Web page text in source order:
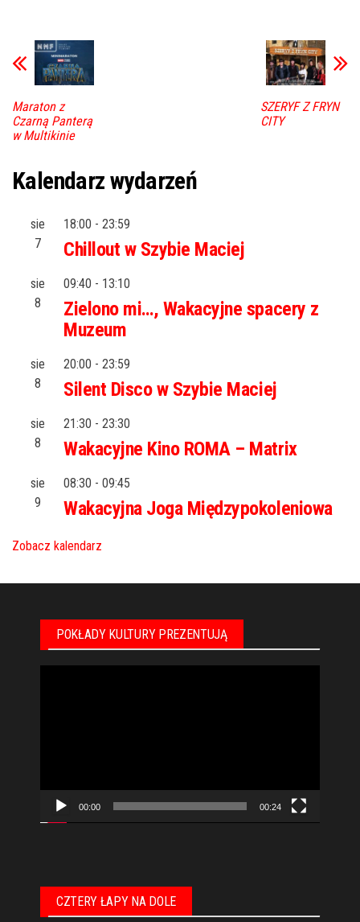
Maraton z
Czarną Panterą
w Multikinie
SZERYF Z FRYN
CITY
Kalendarz wydarzeń
sie
7
18:00 - 23:59
Chillout w Szybie Maciej
sie
8
09:40 - 13:10
Zielono mi…, Wakacyjne spacery z
Muzeum
sie
8
20:00 - 23:59
Silent Disco w Szybie Maciej
sie
8
21:30 - 23:30
Wakacyjne Kino ROMA – Matrix
sie
9
08:30 - 09:45
Wakacyjna Joga Międzypokoleniowa
Zobacz kalendarz
POKŁADY KULTURY PREZENTUJĄ
00:00 00:24
CZTERY ŁAPY NA DOLE